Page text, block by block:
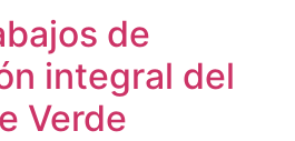
de
integral del
Verde